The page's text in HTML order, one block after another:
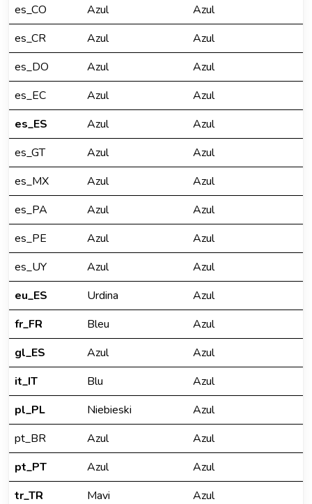
es_CO
Azul
Azul
es_CR
Azul
Azul
es_DO
Azul
Azul
es_EC
Azul
Azul
es_ES
Azul
Azul
es_GT
Azul
Azul
es_MX
Azul
Azul
es_PA
Azul
Azul
es_PE
Azul
Azul
es_UY
Azul
Azul
eu_ES
Urdina
Azul
fr_FR
Bleu
Azul
gl_ES
Azul
Azul
it_IT
Blu
Azul
pl_PL
Niebieski
Azul
pt_BR
Azul
Azul
pt_PT
Azul
Azul
tr_TR
Mavi
Azul